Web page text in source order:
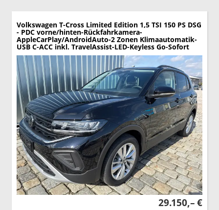
Volkswagen T-Cross Limited Edition 1,5 TSI 150 PS DSG
- PDC vorne/hinten-Rückfahrkamera-
AppleCarPlay/AndroidAuto-2 Zonen Klimaautomatik-
USB C-ACC inkl. TravelAssist-LED-Keyless Go-Sofort
29.150,– €